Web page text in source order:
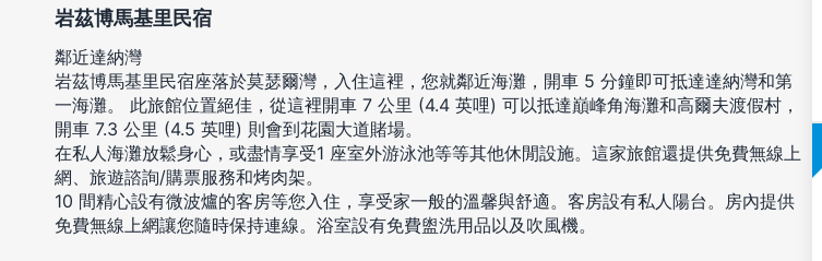
岩茲博馬基里民宿
鄰近達納灣
岩茲博馬基里民宿座落於莫瑟爾灣，入住這裡，您就鄰近海灘，開車 5 分鐘即可抵達達納灣和第
一海灘。 此旅館位置絕佳，從這裡開車 7 公里 (4.4 英哩) 可以抵達巔峰角海灘和高爾夫渡假村，
開車 7.3 公里 (4.5 英哩) 則會到花園大道賭場。
在私人海灘放鬆身心，或盡情享受1 座室外游泳池等等其他休閒設施。這家旅館還提供免費無線上
網、旅遊諮詢/購票服務和烤肉架。
10 間精心設有微波爐的客房等您入住，享受家一般的溫馨與舒適。客房設有私人陽台。房內提供
免費無線上網讓您隨時保持連線。浴室設有免費盥洗用品以及吹風機。